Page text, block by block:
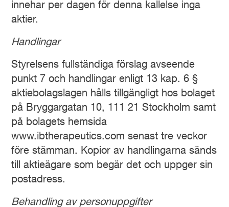
innehar per dagen för denna kallelse inga
aktier.‬‬‬‬‬‬‬‬‬‬‬‬‬‬‬‬‬‬‬‬‬‬‬‬‬‬‬‬
Handlingar
Styrelsens fullständiga förslag avseende
punkt 7 och handlingar enligt 13 kap. 6 §
aktiebolagslagen hålls tillgängligt hos bolaget
på Bryggargatan 10, 111 21 Stockholm samt
på bolagets hemsida
www.ibtherapeutics.com senast tre veckor
före stämman. Kopior av handlingarna sänds
till aktieägare som begär det och uppger sin
postadress.
Behandling av personuppgifter